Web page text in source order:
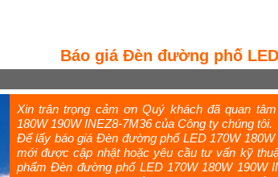
Báo giá Đèn đường phố
Xin trân trọng cảm ơn Quý khách đã quan
180W 190W INEZ8-7M36 của Công ty chúng tôi.
Để lấy báo giá Đèn đường phố LED 170W
mới được cập nhật hoặc yêu cầu tư vấn kỹ
phẩm Đèn đường phố LED 170W 180W 190W